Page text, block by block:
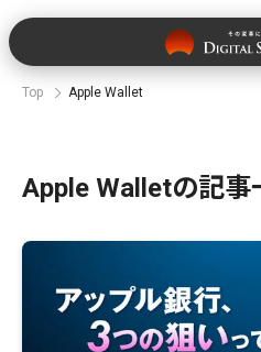
Top Apple Wallet
Apple Walletの記事